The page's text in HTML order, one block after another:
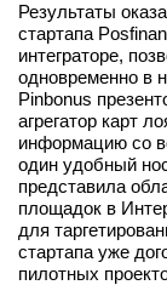
Результаты
стартапа
интеграторе,
одновременно в
Pinbonus
агрегатор карт
информацию со
один удобный
представила
площадок в
для
стартапа уже
пилотных